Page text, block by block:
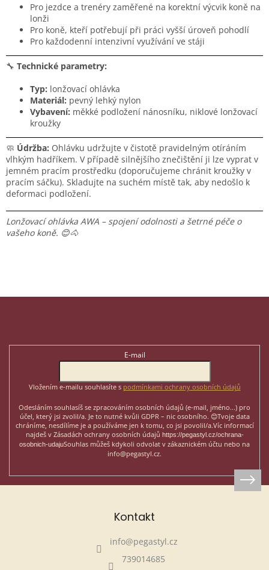
Pro jezdce a trenéry zaměřené na korektní výcvik koně na
lonži
Pro koně, kteří potřebují při práci vyšší úroveň pohodlí
Pro každodenní intenzivní využívání ve stáji
🔧 Technické parametry:
Typ: lonžovací ohlávka
Materiál: pevný lehký nylon
Vybavení: měkké podložení nánosníku, niklové lonžovací
kroužky
🧼 Údržba: Ohlávku udržujte v čistotě pravidelným otíráním
vlhkým hadříkem. V případě silnějšího znečištění ji lze vyprat v
jemném pracím prostředku (doporučujeme chránit kroužky v
pracím sáčku). Skladujte na suchém místě tak, aby nedošlo k
deformaci podložení.
Lonžovací ohlávka AWA – spojení odolnosti a šetrné péče o
vašeho koně. 😊🐴
Z
E-mail
Vložením e-mailu souhlasíte s podmínkami ochrany osobních údajů
Odesláním souhlasíš se zpracováním osobních údajů (e-mail, jméno...) pro
účel, který jsi zvolil/a. Je to nutné kvůli GDPR – nic osobního. 😊Tvoje data
chráníme, nesdílíme je a používáme jen k tomu, co jsi povolil/a.Víc informací
najdeš v Zásadách ochrany osobních údajů https://pegastyl.cz/ochrana-
osobnich-udajuSouhlas můžeš kdykoli odvolat v zákaznickém účtu nebo na
info@pegastyl.cz.
Kontakt
info@pegastyl.cz
739014685